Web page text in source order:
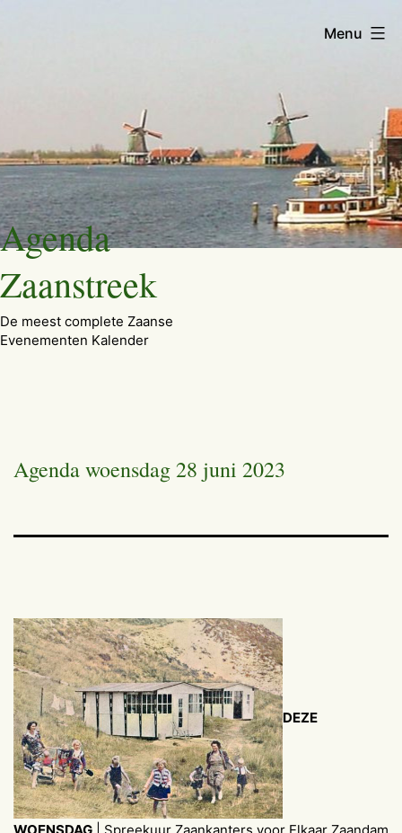
Ga
naar
de
inhoud
Agenda
Zaanstreek
De meest complete Zaanse
Evenementen Kalender
Menu
Agenda woensdag 28 juni 2023
DEZE